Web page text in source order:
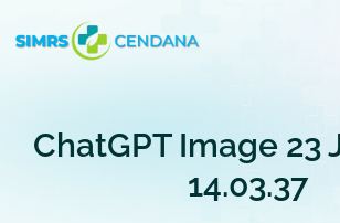
ChatGPT Image 23
14.03.37